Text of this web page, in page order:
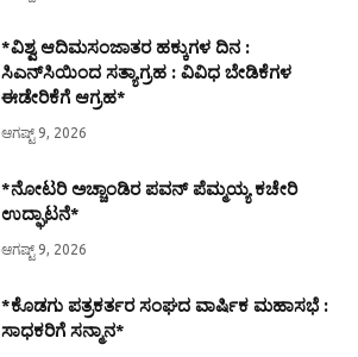
*ವಿಶ್ವ ಆದಿಮಸಂಜಾತರ ಹಕ್ಕುಗಳ ದಿನ :
ಸಿಎನ್‌ಸಿಯಿಂದ ಸತ್ಯಾಗ್ರಹ : ವಿವಿಧ ಬೇಡಿಕೆಗಳ
ಈಡೇರಿಕೆಗೆ ಆಗ್ರಹ*
ಆಗಷ್ಟ್ 9, 2026
*ನೋಟರಿ ಅಚ್ಚಾಂಡಿರ ಪವನ್ ಪೆಮ್ಮಯ್ಯ ಕಚೇರಿ
ಉದ್ಘಾಟನೆ*
ಆಗಷ್ಟ್ 9, 2026
*ಕೊಡಗು ಪತ್ರಕರ್ತರ ಸಂಘದ ವಾರ್ಷಿಕ ಮಹಾಸಭೆ :
ಸಾಧಕರಿಗೆ ಸನ್ಮಾನ*